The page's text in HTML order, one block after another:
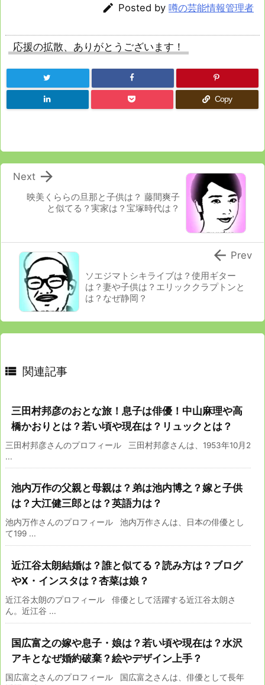
 Posted by 噂の芸能情報管理者
応援の拡散、ありがとうございます！
Copy
映美くららの旦那と子供は？ 藤間爽子
と似てる？実家は？宝塚時代は？

Next
ソエジマトシキライブは？使用ギター
は？妻や子供は？エリッククラプトンと
は？なぜ静岡？
 Prev
 関連記事
三田村邦彦のおとな旅！息子は俳優！中山麻理や高
橋かおりとは？若い頃や現在は？リュックとは？
三田村邦彦さんのプロフィール 三田村邦彦さんは、1953年10月2
...
池内万作の父親と母親は？弟は池内博之？嫁と子供
は？大江健三郎とは？英語力は？
池内万作さんのプロフィール 池内万作さんは、日本の俳優とし
て199 ...
近江谷太朗結婚は？誰と似てる？読み方は？ブログ
やⅩ・インスタは？杏菜は娘？
近江谷太朗のプロフィール 俳優として活躍する近江谷太朗さ
ん。近江谷 ...
国広富之の嫁や息子・娘は？若い頃や現在は？水沢
アキとなぜ婚約破棄？絵やデザイン上手？
国広富之さんのプロフィール 国広富之さんは、俳優として長年